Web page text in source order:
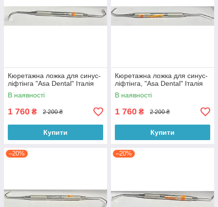
Кюретажна ложка для синус-
ліфтінга "Asa Dental" Італія
В наявності
1 760 ₴ 2 200 ₴
Купити
Кюретажна ложка для синус-
ліфтінга, "Asa Dental" Італія
В наявності
1 760 ₴ 2 200 ₴
Купити
–20% –20%